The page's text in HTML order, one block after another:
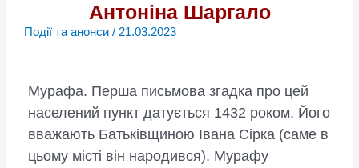
Антоніна Шаргало
Події та анонси/ 21.03.2023
Мурафа. Перша письмова згадка про цей
населений пункт датується 1432 роком. Його
вважають Батьківщиною Івана Сірка (саме в
цьому місті він народився). Мурафу